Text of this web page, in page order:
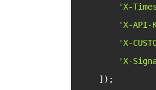
'X-
'X-API-
'X-
'X-
    ]);